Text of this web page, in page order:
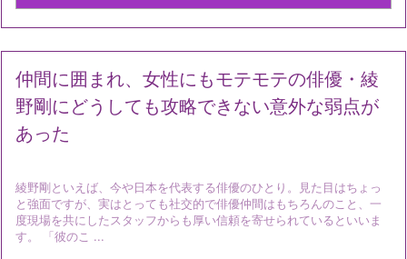
仲間に囲まれ、女性にもモテモテの俳優・綾
野剛にどうしても攻略できない意外な弱点が
あった
綾野剛といえば、今や日本を代表する俳優のひとり。見た目はちょっ
と強面ですが、実はとっても社交的で俳優仲間はもちろんのこと、一
度現場を共にしたスタッフからも厚い信頼を寄せられているといいま
す。 「彼のこ ...